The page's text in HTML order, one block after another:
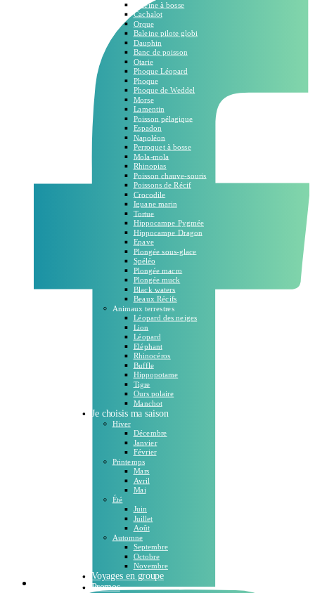
Baleine à bosse
Cachalot
Orque
Baleine pilote globi
Dauphin
Banc de poisson
Otarie
Phoque Léopard
Phoque
Phoque de Weddel
Morse
Lamentin
Poisson pélagique
Espadon
Napoléon
Perroquet à bosse
Mola-mola
Rhinopias
Poisson chauve-souris
Poissons de Récif
Crocodile
Iguane marin
Tortue
Hippocampe Pygmée
Hippocampe Dragon
Epave
Plongée sous-glace
Spéléo
Plongée macro
Plongée muck
Black waters
Beaux Récifs
Animaux terrestres
Léopard des neiges
Lion
Léopard
Eléphant
Rhinocéros
Buffle
Hippopotame
Tigre
Ours polaire
Manchot
Je choisis ma saison
Hiver
Décembre
Janvier
Février
Printemps
Mars
Avril
Mai
Été
Juin
Juillet
Août
Automne
Septembre
Octobre
Novembre
Voyages en groupe
Promos